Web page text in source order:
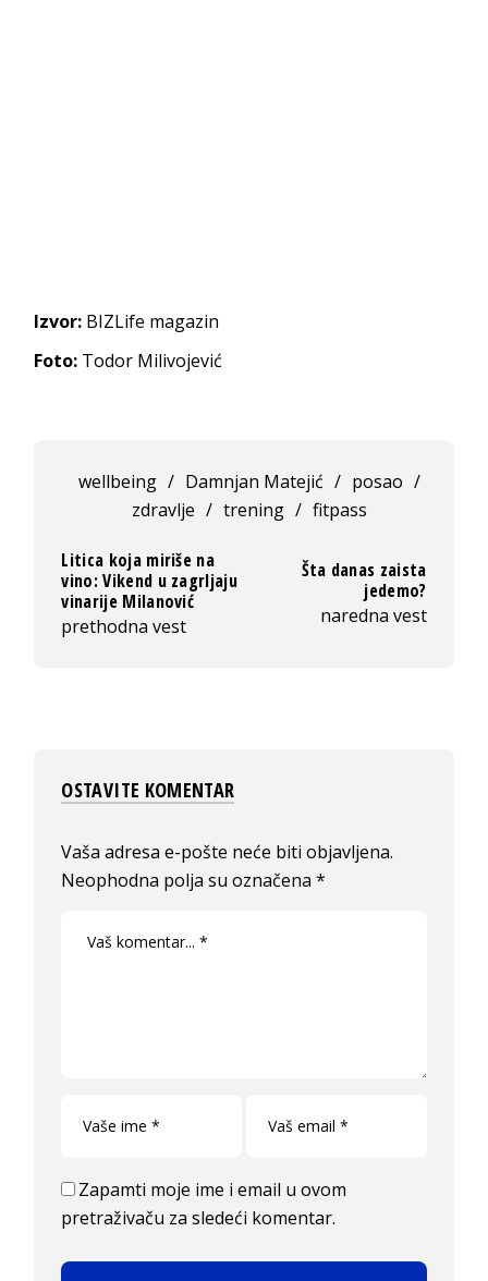
Izvor: BIZLife magazin
Foto: Todor Milivojević
wellbeing / Damnjan Matejić / posao /
zdravlje / trening / fitpass
Litica koja miriše na
vino: Vikend u zagrljaju
vinarije Milanović
prethodna vest
Šta danas zaista
jedemo?
naredna vest
OSTAVITE KOMENTAR
Vaša adresa e-pošte neće biti objavljena.
Neophodna polja su označena*
Zapamti moje ime i email u ovom
pretraživaču za sledeći komentar.